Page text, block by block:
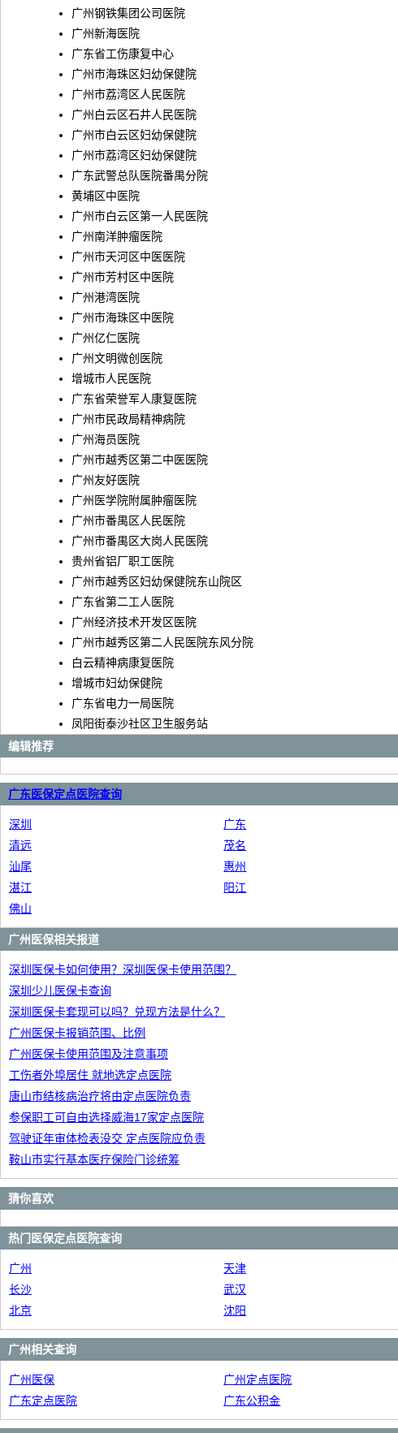
广州钢铁集团公司医院
广州新海医院
广东省工伤康复中心
广州市海珠区妇幼保健院
广州市荔湾区人民医院
广州白云区石井人民医院
广州市白云区妇幼保健院
广州市荔湾区妇幼保健院
广东武警总队医院番禺分院
黄埔区中医院
广州市白云区第一人民医院
广州南洋肿瘤医院
广州市天河区中医医院
广州市芳村区中医院
广州港湾医院
广州市海珠区中医院
广州亿仁医院
广州文明微创医院
增城市人民医院
广东省荣誉军人康复医院
广州市民政局精神病院
广州海员医院
广州市越秀区第二中医医院
广州友好医院
广州医学院附属肿瘤医院
广州市番禺区人民医院
广州市番禺区大岗人民医院
贵州省铝厂职工医院
广州市越秀区妇幼保健院东山院区
广东省第二工人医院
广州经济技术开发区医院
广州市越秀区第二人民医院东风分院
白云精神病康复医院
增城市妇幼保健院
广东省电力一局医院
凤阳街泰沙社区卫生服务站
编辑推荐
广东医保定点医院查询
深圳 广东
清远
茂名
汕尾
惠州
湛江
阳江
佛山
广州医保相关报道
深圳医保卡如何使用？深圳医保卡使用范围？
深圳少儿医保卡查询
深圳医保卡套现可以吗？兑现方法是什么？
广州医保卡报销范围、比例
广州医保卡使用范围及注意事项
工伤者外埠居住 就地选定点医院
唐山市结核病治疗将由定点医院负责
参保职工可自由选择威海17家定点医院
驾驶证年审体检表没交 定点医院应负责
鞍山市实行基本医疗保险门诊统筹
猜你喜欢
热门医保定点医院查询
广州 天津
长沙
武汉
北京
沈阳
广州相关查询
广州医保 广州定点医院
广东定点医院
广东公积金